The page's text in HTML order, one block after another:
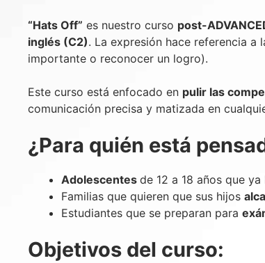
“Hats Off” es nuestro curso post-
inglés (C2). La expresión hace referencia a
importante o reconocer un logro).
Este curso está enfocado en pulir las
comunicación precisa y matizada en
¿Para quién está
Adolescentes de 12 a 18 años que
Familias que quieren que sus hijos
Estudiantes que se preparan para
Objetivos del curso: